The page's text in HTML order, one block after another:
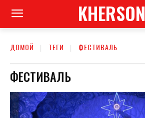
KHERSON
ДОМОЙ ТЕГИ ФЕСТИВАЛЬ
ФЕСТИВАЛЬ